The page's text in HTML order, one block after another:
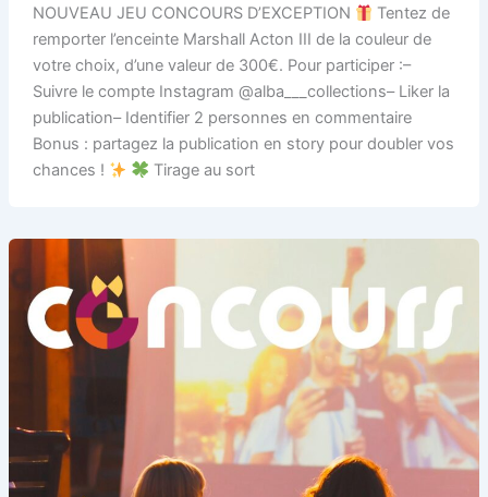
NOUVEAU JEU CONCOURS D’EXCEPTION
Tentez de
remporter l’enceinte Marshall Acton III de la couleur de
votre choix, d’une valeur de 300€. Pour participer :–
Suivre le compte Instagram @alba___collections– Liker la
publication– Identifier 2 personnes en commentaire
Bonus : partagez la publication en story pour doubler vos
chances !
Tirage au sort